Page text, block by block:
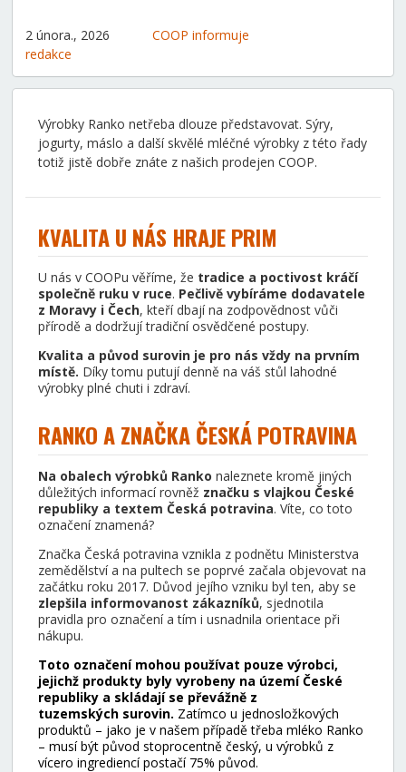
2 února., 2026
redakce
COOP informuje
Výrobky Ranko netřeba dlouze představovat. Sýry,
jogurty, máslo a další skvělé mléčné výrobky z této řady
totiž jistě dobře znáte z našich prodejen COOP.
KVALITA U NÁS HRAJE PRIM
U nás v COOPu věříme, že tradice a poctivost kráčí
společně ruku v ruce. Pečlivě vybíráme dodavatele
z Moravy i Čech, kteří dbají na zodpovědnost vůči
přírodě a dodržují tradiční osvědčené postupy.
Kvalita a původ surovin je pro nás vždy na prvním
místě. Díky tomu putují denně na váš stůl lahodné
výrobky plné chuti i zdraví.
RANKO A ZNAČKA ČESKÁ POTRAVINA
Na obalech výrobků Ranko naleznete kromě jiných
důležitých informací rovněž značku s vlajkou České
republiky a textem Česká potravina. Víte, co toto
označení znamená?
Značka Česká potravina vznikla z podnětu Ministerstva
zemědělství a na pultech se poprvé začala objevovat na
začátku roku 2017. Důvod jejího vzniku byl ten, aby se
zlepšila informovanost zákazníků, sjednotila
pravidla pro označení a tím i usnadnila orientace při
nákupu.
Toto označení mohou používat pouze výrobci,
jejichž produkty byly vyrobeny na území České
republiky a skládají se převážně z
tuzemských surovin. Zatímco u jednosložkových
produktů – jako je v našem případě třeba mléko Ranko
– musí být původ stoprocentně český, u výrobků z
vícero ingrediencí postačí 75% původ.